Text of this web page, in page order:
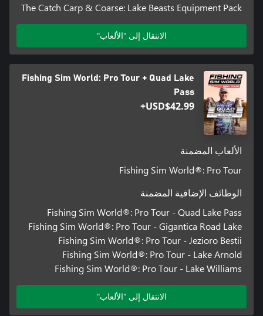
The Catch Carp & Coarse: Lake Beasts Equipment Pack
الانتقال إلى "الألعاب"
Fishing Sim World: Pro Tour + Quad Lake
Pass
USD$42.99+
الألعاب المضمنة
Fishing Sim World®: Pro Tour
الوظائف الإضافية المضمنة
Fishing Sim World®: Pro Tour - Quad Lake Pass
Fishing Sim World®: Pro Tour - Gigantica Road Lake
Fishing Sim World®: Pro Tour - Jezioro Bestii
Fishing Sim World®: Pro Tour - Lake Arnold
Fishing Sim World®: Pro Tour - Lake Williams
الانتقال إلى "الألعاب"